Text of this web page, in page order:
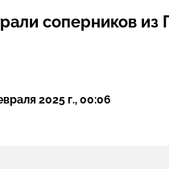
соперников из
2025 г., 00:06